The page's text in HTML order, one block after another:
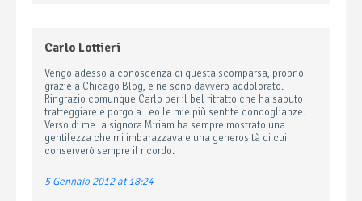
Carlo Lottieri
Vengo adesso a conoscenza di questa scomparsa, proprio
grazie a Chicago Blog, e ne sono davvero addolorato.
Ringrazio comunque Carlo per il bel ritratto che ha saputo
tratteggiare e porgo a Leo le mie più sentite condoglianze.
Verso di me la signora Miriam ha sempre mostrato una
gentilezza che mi imbarazzava e una generosità di cui
conserverò sempre il ricordo.
5 Gennaio 2012 at 18:24